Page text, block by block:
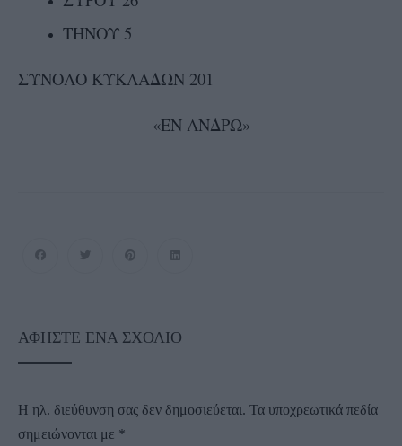
ΤΗΝΟΥ 5
ΣΥΝΟΛΟ ΚΥΚΛΑΔΩΝ 201
«ΕΝ ΑΝΔΡΩ»
ΑΦΉΣΤΕ ΈΝΑ ΣΧΌΛΙΟ
Η ηλ. διεύθυνση σας δεν δημοσιεύεται. Τα υποχρεωτικά πεδία
σημειώνονται με *